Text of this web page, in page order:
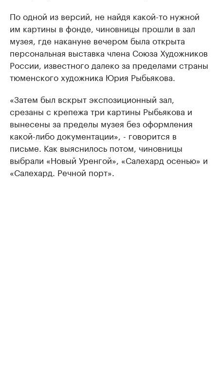
По одной из версий, не найдя какой-то нужной
им картины в фонде, чиновницы прошли в зал
музея, где накануне вечером была открыта
персональная выставка члена Союза Художников
России, известного далеко за пределами страны
тюменского художника Юрия Рыбьякова.
«Затем был вскрыт экспозиционный зал,
срезаны с крепежа три картины Рыбьякова и
вынесены за пределы музея без оформления
какой-либо документации», - говорится в
письме. Как выяснилось потом, чиновницы
выбрали «Новый Уренгой», «Салехард осенью» и
«Салехард. Речной порт».